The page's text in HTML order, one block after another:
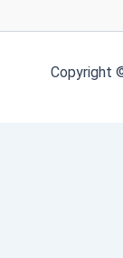
Copyright ©